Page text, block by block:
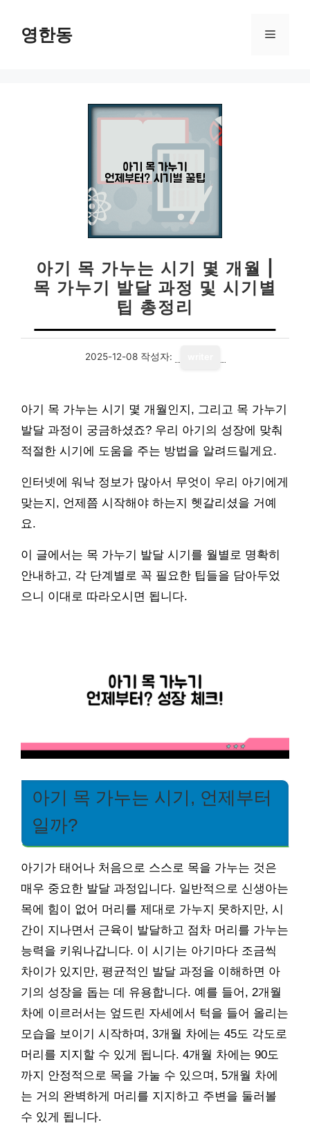
영한동 메
아기 목 가누는 시기 몇 개월 |
목 가누기 발달 과정 및 시기별
팁 총정리
2025-12-08 작성자:
아기 목 가누는 시기 몇 개월인지, 그리고 목 가누기
발달 과정이 궁금하셨죠? 우리 아기의 성장에 맞춰
적절한 시기에 도움을 주는 방법을 알려드릴게요.
인터넷에 워낙 정보가 많아서 무엇이 우리 아기에게
맞는지, 언제쯤 시작해야 하는지 헷갈리셨을 거예
요.
이 글에서는 목 가누기 발달 시기를 월별로 명확히
안내하고, 각 단계별로 꼭 필요한 팁들을 담아두었
으니 이대로 따라오시면 됩니다.
아기 목 가누는 시기, 언제부터
일까?
아기가 태어나 처음으로 스스로 목을 가누는 것은
매우 중요한 발달 과정입니다. 일반적으로 신생아는
목에 힘이 없어 머리를 제대로 가누지 못하지만, 시
간이 지나면서 근육이 발달하고 점차 머리를 가누는
능력을 키워나갑니다. 이 시기는 아기마다 조금씩
차이가 있지만, 평균적인 발달 과정을 이해하면 아
기의 성장을 돕는 데 유용합니다. 예를 들어, 2개월
차에 이르러서는 엎드린 자세에서 턱을 들어 올리는
모습을 보이기 시작하며, 3개월 차에는 45도 각도로
머리를 지지할 수 있게 됩니다. 4개월 차에는 90도
까지 안정적으로 목을 가눌 수 있으며, 5개월 차에
는 거의 완벽하게 머리를 지지하고 주변을 둘러볼
수 있게 됩니다.